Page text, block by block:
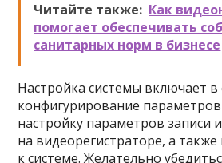
Читайте также: Как
помогает обеспечивать
санитарных норм в бизнесе
Настройка системы включает в
конфигурирование
настройку параметров записи
на видеорегистраторе, а также
к системе. Желательно